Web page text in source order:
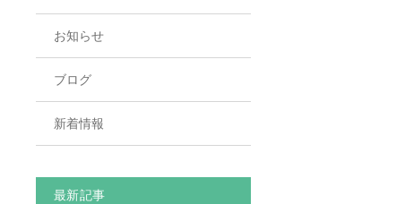
お知らせ
ブログ
新着情報
最新記事